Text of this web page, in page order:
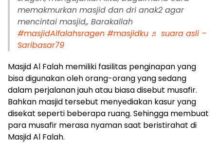
memakmurkan masjid dan dri anak2 agar
mencintai masjid,, Barakallah
#masjidAlfalahsragen #masjidku ♬ suara asli –
Saribasar79
Masjid Al Falah memiliki fasilitas penginapan yang
bisa digunakan oleh orang-orang yang sedang
dalam perjalanan jauh atau biasa disebut musafir.
Bahkan masjid tersebut menyediakan kasur yang
disekat seperti beberapa ruang. Sehingga membuat
para musafir merasa nyaman saat beristirahat di
Masjid Al Falah.